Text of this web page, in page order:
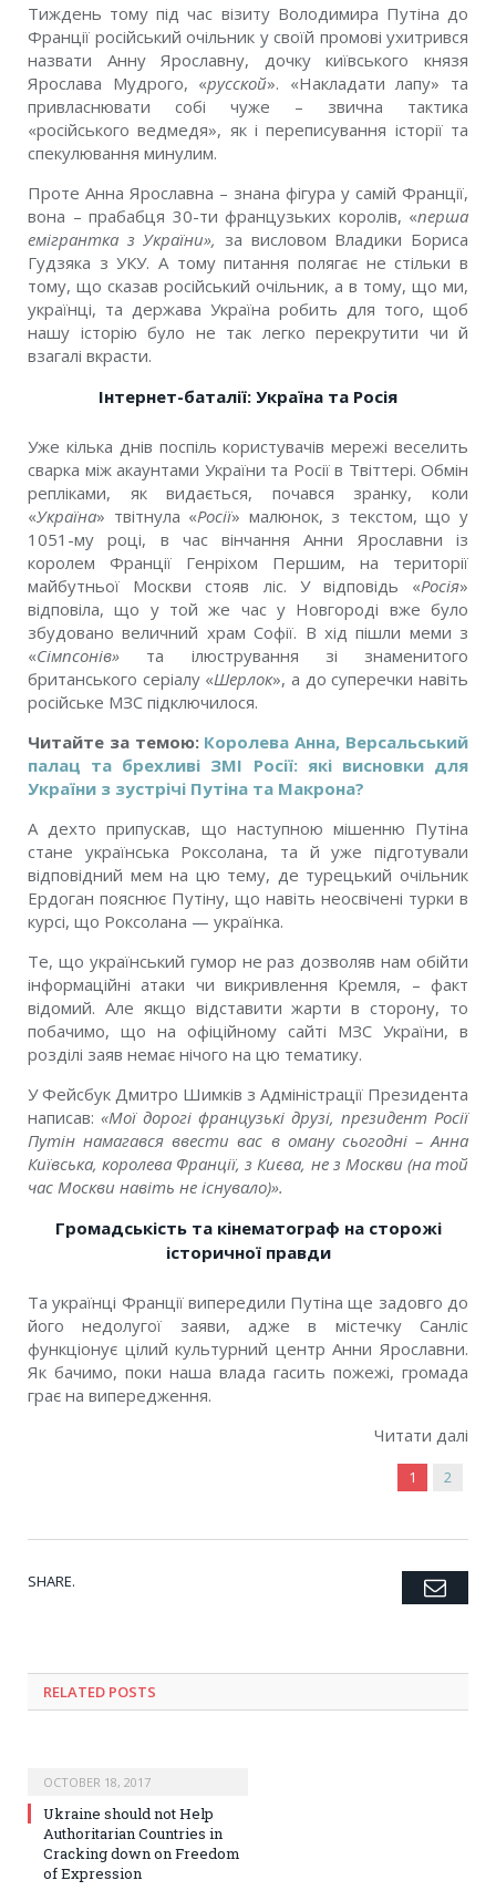
Тиждень тому під час візиту Володимира Путіна до
Франції російський очільник у своїй промові ухитрився
назвати Анну Ярославну, дочку київського князя
Ярослава Мудрого, «русской». «Накладати лапу» та
привласнювати собі чуже – звична тактика
«російського ведмедя», як і переписування історії та
спекулювання минулим.
Проте Анна Ярославна – знана фігура у самій Франції,
вона – прабабця 30-ти французьких королів, «перша
емігрантка з України», за висловом Владики Бориса
Гудзяка з УКУ. А тому питання полягає не стільки в
тому, що сказав російський очільник, а в тому, що ми,
українці, та держава Україна робить для того, щоб
нашу історію було не так легко перекрутити чи й
взагалі вкрасти.
Інтернет-баталії: Україна та Росія
Уже кілька днів поспіль користувачів мережі веселить
сварка між акаунтами України та Росії в Твіттері. Обмін
репліками, як видається, почався зранку, коли
«Україна» твітнула «Росії» малюнок, з текстом, що у
1051-му році, в час вінчання Анни Ярославни із
королем Франції Генріхом Першим, на території
майбутньої Москви стояв ліс.
У відповідь «Росія»
відповіла, що у той же час у Новгороді вже було
збудовано величний храм Софії. В хід пішли меми з
«Сімпсонів» та ілюстрування зі знаменитого
британського серіалу «Шерлок», а до суперечки навіть
російське МЗС підключилося.
Читайте за темою: Королева Анна, Версальський
палац та брехливі ЗМІ Росії: які висновки для
України з зустрічі Путіна та Макрона?
А дехто припускав, що наступною мішенню Путіна
стане українська Роксолана, та й уже підготували
відповідний мем на цю тему, де турецький очільник
Ердоган пояснює Путіну, що навіть неосвічені турки в
курсі, що Роксолана — українка.
Те, що український гумор не раз дозволяв нам обійти
інформаційні атаки чи викривлення Кремля, – факт
відомий. Але якщо відставити жарти в сторону, то
побачимо, що на офіційному сайті МЗС України, в
розділі заяв немає нічого на цю тематику.
У Фейсбук Дмитро Шимків з Адміністрації Президента
написав: «Мої дорогі французькі друзі, президент Росії
Путін намагався ввести вас в оману сьогодні – Анна
Київська, королева Франції, з Києва, не з Москви (на той
час Москви навіть не існувало)».
Громадськість та кінематограф на сторожі
історичної правди
Та українці Франції випередили Путіна ще задовго до
його недолугої заяви, адже в містечку Санліс
функціонує цілий культурний центр Анни Ярославни.
Як бачимо, поки наша влада гасить пожежі, громада
грає на випередження.
Читати далі
1 2
SHARE. Twitter
Facebook
Google+
Pinterest
LinkedIn
Tumblr
RELATED POSTS
OCTOBER 18, 2017
Ukraine should not Help
Authoritarian Countries in
Cracking down on Freedom
of Expression